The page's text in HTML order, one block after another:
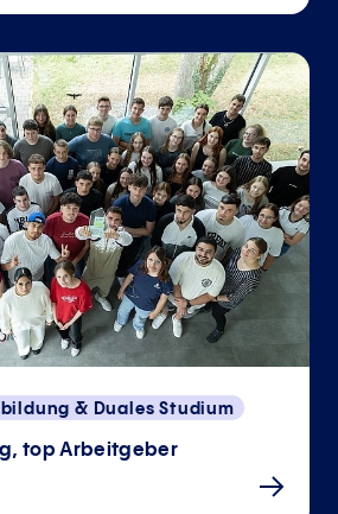
& Duales Studium
top Arbeitgeber